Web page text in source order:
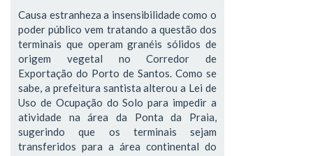
Causa estranheza a insensibilidade como o
poder público vem tratando a questão dos
terminais que operam granéis sólidos de
origem vegetal no Corredor de
Exportação do Porto de Santos. Como se
sabe, a prefeitura santista alterou a Lei de
Uso de Ocupação do Solo para impedir a
atividade na área da Ponta da Praia,
sugerindo que os terminais sejam
transferidos para a área continental do